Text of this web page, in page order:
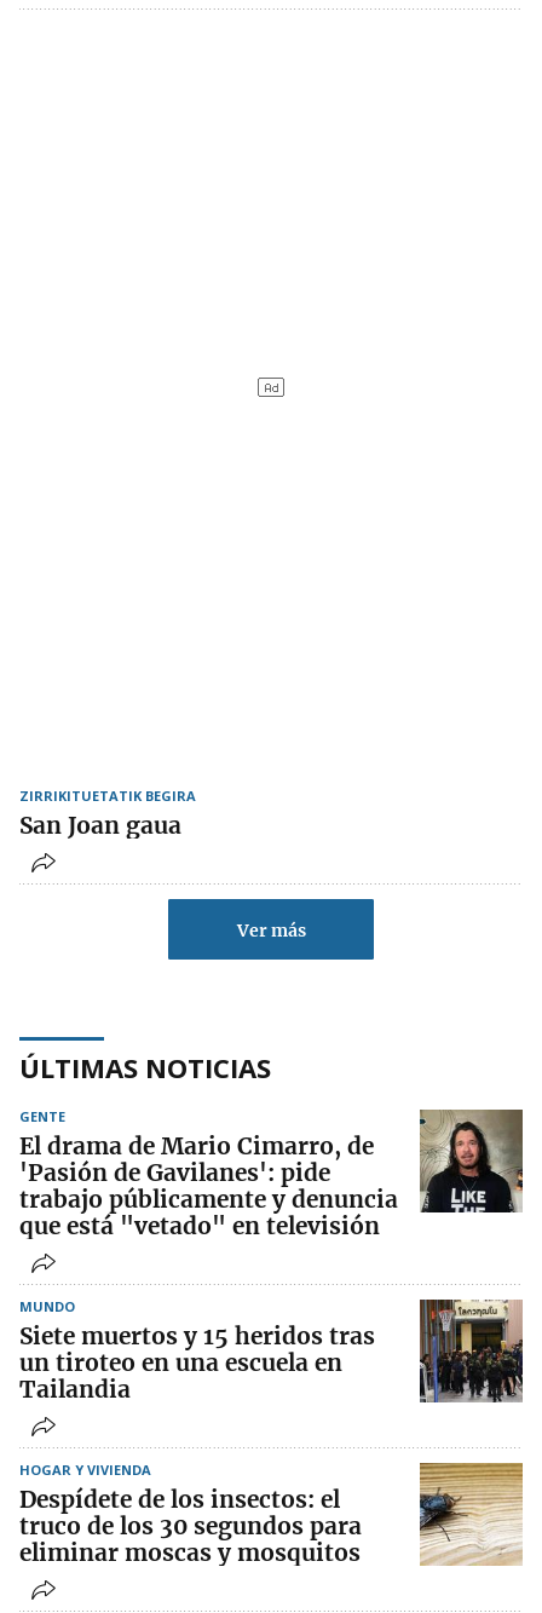
ZIRRIKITUETATIK BEGIRA
San Joan gaua
Ver más
ÚLTIMAS NOTICIAS
GENTE
El drama de Mario Cimarro, de
'Pasión de Gavilanes': pide
trabajo públicamente y denuncia
que está "vetado" en televisión
MUNDO
Siete muertos y 15 heridos tras
un tiroteo en una escuela en
Tailandia
HOGAR Y VIVIENDA
Despídete de los insectos: el
truco de los 30 segundos para
eliminar moscas y mosquitos